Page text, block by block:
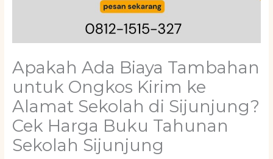
Apakah Ada Biaya Tambahan
untuk Ongkos Kirim ke
Alamat Sekolah di Sijunjung?
Cek Harga Buku Tahunan
Sekolah Sijunjung